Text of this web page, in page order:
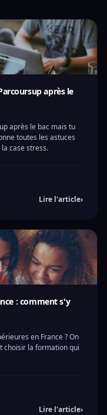
après le
après le bac mais tu
toutes les astuces
case stress.
Lire l'article›
: comment s'y
en France ? On
choisir la formation qui
Lire l'article›